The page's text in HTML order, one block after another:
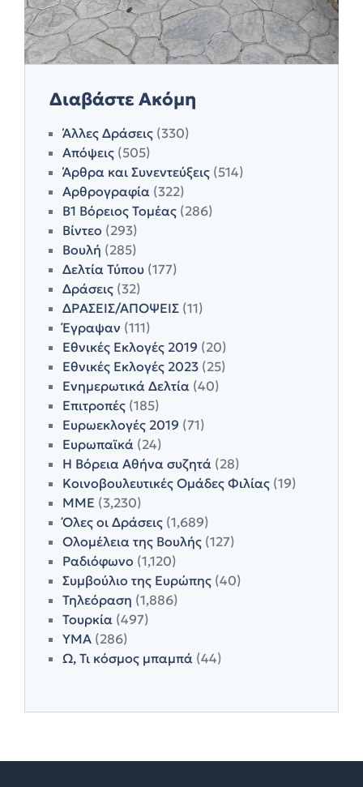
Διαβάστε Ακόμη
Άλλες Δράσεις (330)
Απόψεις (505)
Άρθρα και Συνεντεύξεις (514)
Αρθρογραφία (322)
Β1 Βόρειος Τομέας (286)
Βίντεο (293)
Βουλή (285)
Δελτία Τύπου (177)
Δράσεις (32)
ΔΡΑΣΕΙΣ/ΑΠΟΨΕΙΣ (11)
Έγραψαν (111)
Εθνικές Εκλογές 2019 (20)
Εθνικές Εκλογές 2023 (25)
Ενημερωτικά Δελτία (40)
Επιτροπές (185)
Ευρωεκλογές 2019 (71)
Ευρωπαϊκά (24)
Η Βόρεια Αθήνα συζητά (28)
Κοινοβουλευτικές Ομάδες Φιλίας (19)
ΜΜΕ (3,230)
Όλες οι Δράσεις (1,689)
Ολομέλεια της Βουλής (127)
Ραδιόφωνο (1,120)
Συμβούλιο της Ευρώπης (40)
Τηλεόραση (1,886)
Τουρκία (497)
ΥΜΑ (286)
Ω, Τι κόσμος μπαμπά (44)